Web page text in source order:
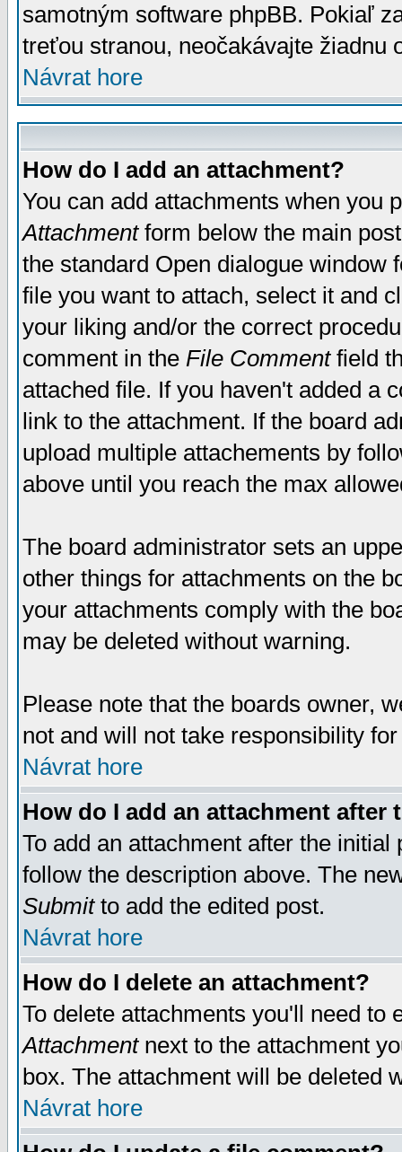
samotným software phpBB. Pokiaľ
treťou stranou, neočakávajte žiadnu
Návrat hore
How do I add an attachment?
You can add attachments when you
Attachmentform below the main
the standard Open dialogue window
file you want to attach, select it and
your liking and/or the correct
comment in the File Commentfield
attached file. If you haven't added a
link to the attachment. If the board
upload multiple attachements by
above until you reach the max
The board administrator sets an
other things for attachments on the
your attachments comply with the
may be deleted without warning.
Please note that the boards owner,
not and will not take responsibility
Návrat hore
How do I add an attachment after
To add an attachment after the
follow the description above. The
Submitto add the edited post.
Návrat hore
How do I delete an attachment?
To delete attachments you'll need
Attachmentnext to the attachment
box. The attachment will be deleted
Návrat hore